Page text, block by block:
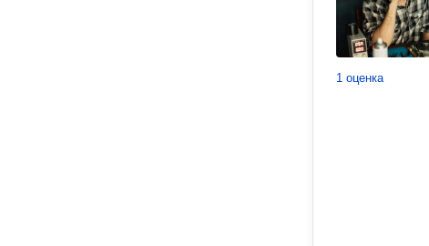
1 оценка